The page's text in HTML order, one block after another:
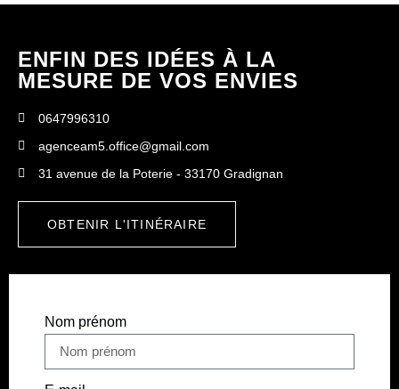
ENFIN DES IDÉES À LA
MESURE DE VOS ENVIES
0647996310
agenceam5.office@gmail.com
31 avenue de la Poterie - 33170 Gradignan
OBTENIR L'ITINÉRAIRE
Nom prénom